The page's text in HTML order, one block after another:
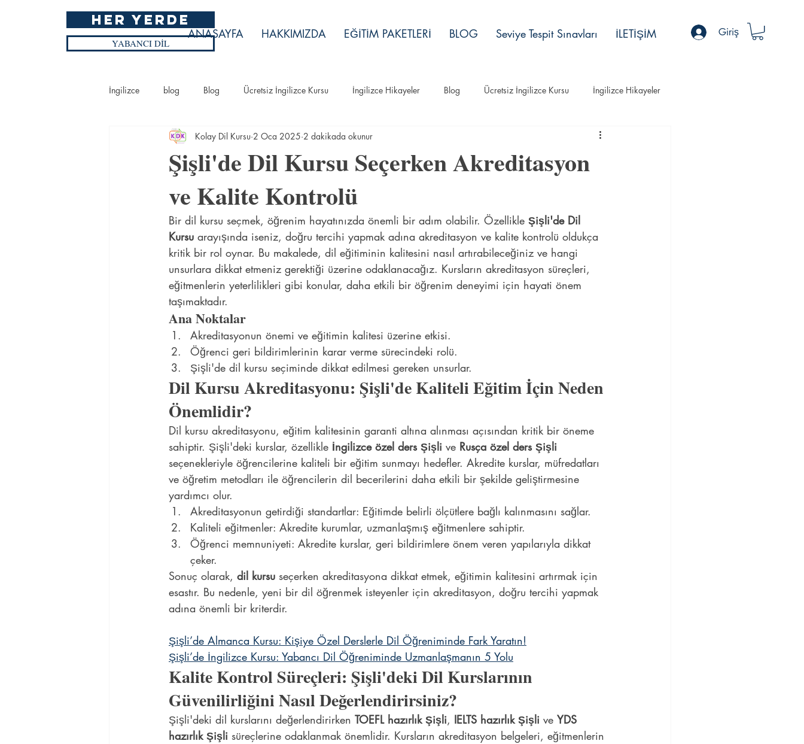
HER YERDE
YABANCI DİL
Giriş
ANASAYFA HAKKIMIZDA EĞİTİM PAKETLERİ BLOG Seviye Tespit Sınavları İLETİŞİM
İngilizce blog Blog Ücretsiz İngilizce Kursu İngilizce Hikayeler Blog Ücretsiz İngilizce Kursu İngilizce Hikayeler
Ücretsiz İngilizce Kursu İngilizce Hikayeler
Şişli'de Dil Kursu Seçerken Akreditasyon
ve Kalite Kontrolü
Kolay Dil Kursu 2 Oca 2025 2 dakikada okunur
Bir dil kursu seçmek, öğrenim hayatınızda önemli bir adım olabilir. Özellikle Şişli'de Dil
Kursu arayışında iseniz, doğru tercihi yapmak adına akreditasyon ve kalite kontrolü oldukça
kritik bir rol oynar. Bu makalede, dil eğitiminin kalitesini nasıl artırabileceğiniz ve hangi
unsurlara dikkat etmeniz gerektiği üzerine odaklanacağız. Kursların akreditasyon süreçleri,
eğitmenlerin yeterlilikleri gibi konular, daha etkili bir öğrenim deneyimi için hayati önem
taşımaktadır.
Ana Noktalar
Akreditasyonun önemi ve eğitimin kalitesi üzerine etkisi.
Öğrenci geri bildirimlerinin karar verme sürecindeki rolü.
Şişli'de dil kursu seçiminde dikkat edilmesi gereken unsurlar.
Dil Kursu Akreditasyonu: Şişli'de Kaliteli Eğitim İçin Neden
Önemlidir?
Dil kursu akreditasyonu, eğitim kalitesinin garanti altına alınması açısından kritik bir öneme
sahiptir. Şişli'deki kurslar, özellikle İngilizce özel ders Şişli ve Rusça özel ders Şişli
seçenekleriyle öğrencilerine kaliteli bir eğitim sunmayı hedefler. Akredite kurslar, müfredatları
ve öğretim metodları ile öğrencilerin dil becerilerini daha etkili bir şekilde geliştirmesine
yardımcı olur.
Akreditasyonun getirdiği standartlar: Eğitimde belirli ölçütlere bağlı kalınmasını sağlar.
Kaliteli eğitmenler: Akredite kurumlar, uzmanlaşmış eğitmenlere sahiptir.
Öğrenci memnuniyeti: Akredite kurslar, geri bildirimlere önem veren yapılarıyla dikkat
çeker.
Sonuç olarak, dil kursu seçerken akreditasyona dikkat etmek, eğitimin kalitesini artırmak için
esastır. Bu nedenle, yeni bir dil öğrenmek isteyenler için akreditasyon, doğru tercihi yapmak
adına önemli bir kriterdir.
Şişli’de Almanca Kursu: Kişiye Özel Derslerle Dil Öğreniminde Fark Yaratın!
Şişli’de İngilizce Kursu: Yabancı Dil Öğreniminde Uzmanlaşmanın 5 Yolu
Kalite Kontrol Süreçleri: Şişli'deki Dil Kurslarının
Güvenilirliğini Nasıl Değerlendirirsiniz?
Şişli'deki dil kurslarını değerlendirirken TOEFL hazırlık Şişli, IELTS hazırlık Şişli ve YDS
hazırlık Şişli süreçlerine odaklanmak önemlidir. Kursların akreditasyon belgeleri, eğitmenlerin